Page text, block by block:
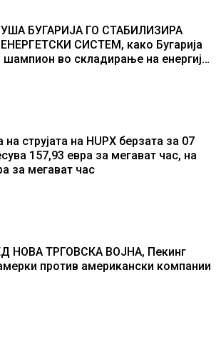
БУГАРИЈА ГО СТАБИЛИЗИРА
СИСТЕМ, како Бугарија
шампион во складирање на енергија
струјата на HUPX берзата за 07
157,93 евра за мегават час, на
за мегават час
НОВА ТРГОВСКА ВОЈНА, Пекинг
против американски компании